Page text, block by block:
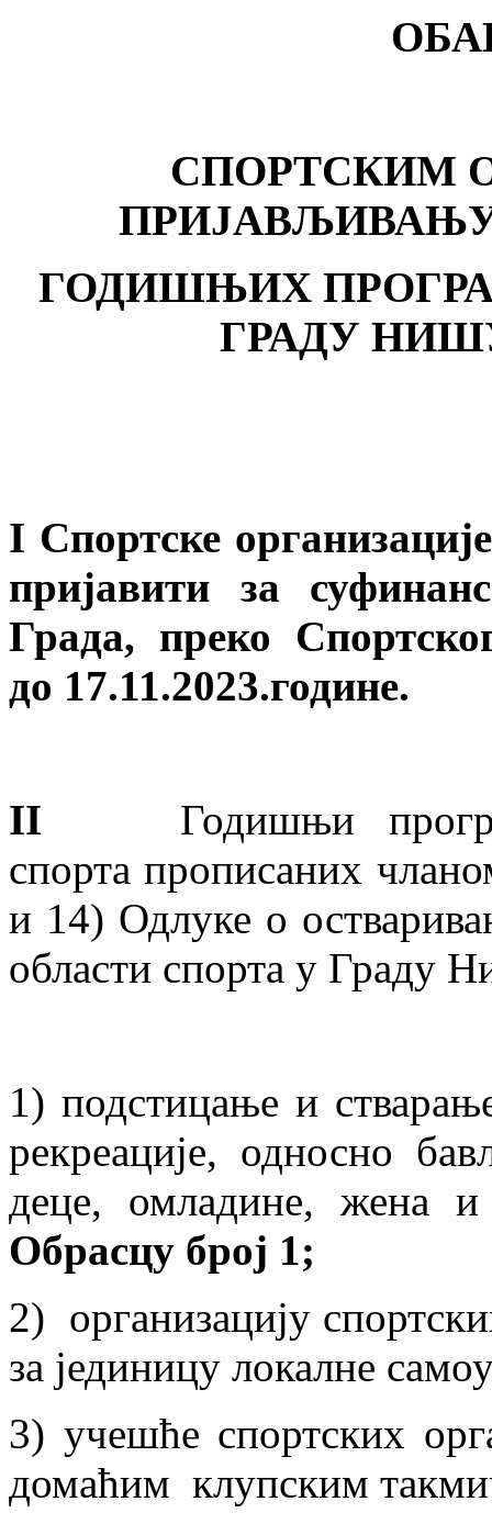
СПОРТСКИМ
ГОДИШЊИХ
ГРАДУ
I Спортске
пријавити за
Града, преко
до 17.11.2023.године.
II
Годишњи
спорта прописаних
и 14) Одлуке о
области спорта у Граду
1) подстицање и
рекреације, односно
деце, омладине, жена
Обрасцу број 1;
2) организацију
за јединицу локалне
3) учешће спортских
домаћим клупским